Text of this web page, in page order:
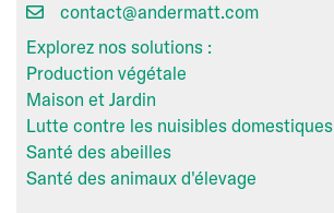
contact@andermatt.com
Explorez nos solutions :
Production végétale
Maison et Jardin
Lutte contre les nuisibles domestiques
Santé des abeilles
Santé des animaux d'élevage